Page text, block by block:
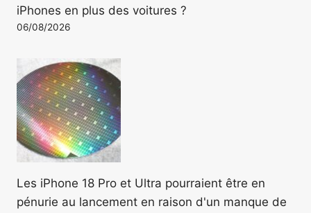
iPhones en plus des voitures ?
06/08/2026
Les iPhone 18 Pro et Ultra pourraient être en
pénurie au lancement en raison d'un manque de